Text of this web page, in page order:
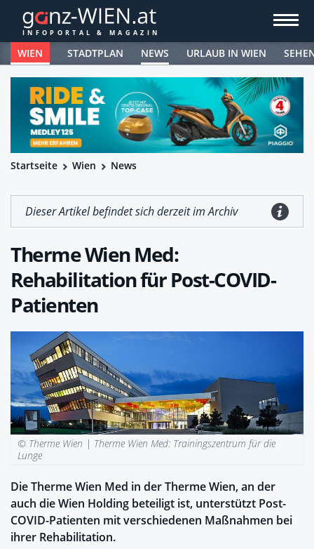
WIEN STADTPLAN NEWS URLAUB IN WIEN
Startseite Wien News
Dieser Artikel befindet sich derzeit im Archiv
Therme Wien Med:
Rehabilitation für Post-COVID-
Patienten
© Therme Wien | Therme Wien Med: Trainingszentrum für die
Lunge
Die Therme Wien Med in der Therme Wien, an der
auch die Wien Holding beteiligt ist, unterstützt Post-
COVID-Patienten mit verschiedenen Maßnahmen bei
ihrer Rehabilitation.